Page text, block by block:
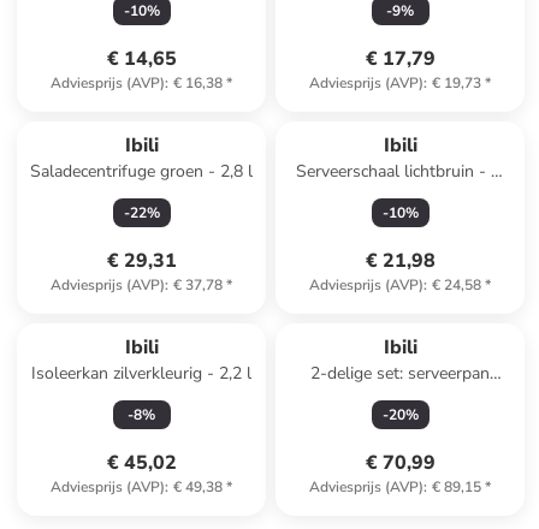
-10%
€ 14,65
Adviesprijs (AVP): € 16,38*
-9%
€ 17,79
Adviesprijs (AVP): € 19,73*
Ibili
Saladecentrifuge groen - 2,8 l
-22%
€ 29,31
Adviesprijs (AVP): € 37,78*
Ibili
Serveerschaal lichtbruin - Ø
20 cm
-10%
€ 21,98
Adviesprijs (AVP): € 24,58*
Ibili
Isoleerkan zilverkleurig - 2,2 l
-8%
€ 45,02
Adviesprijs (AVP): € 49,38*
Ibili
2-delige set: serveerpan
''Evolution'' zwart - Ø 36 cm
-20%
€ 70,99
Adviesprijs (AVP): € 89,15*